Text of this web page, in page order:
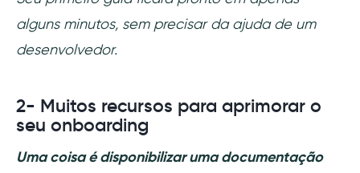
alguns minutos, sem precisar da ajuda de um
desenvolvedor.
2- Muitos recursos para aprimorar o
seu onboarding
Uma coisa é disponibilizar uma documentação